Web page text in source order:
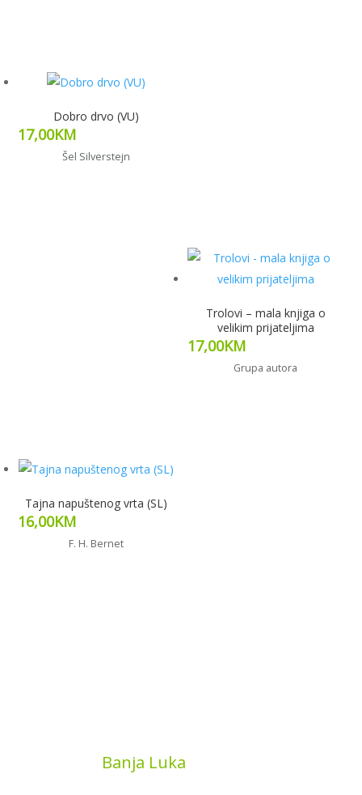
Dobro drvo (VU)
17,00KM
Šel Silverstejn
Trolovi – mala knjiga o
velikim prijateljima
17,00KM
Grupa autora
Tajna napuštenog vrta (SL)
16,00KM
F. H. Bernet
Banja Luka